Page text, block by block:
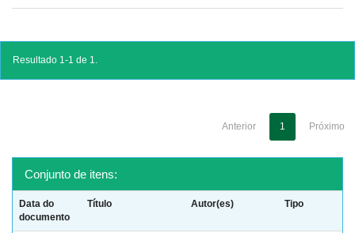
Resultado 1-1 de 1.
Anterior 1 Próximo
Conjunto de itens:
Data do
documento
Título Autor(es) Tipo